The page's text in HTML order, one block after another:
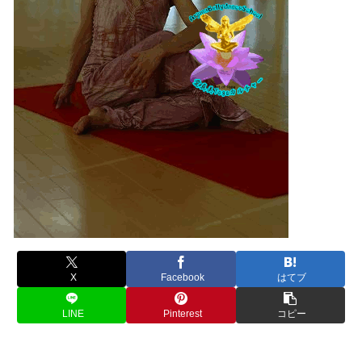
X Facebook はてブ
LINE Pinterest コピー